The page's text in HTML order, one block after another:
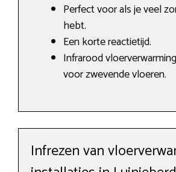
Perfect voor als je veel
hebt.
Een korte reactietijd.
Infrarood
voor zwevende vloeren.
Infrezen van